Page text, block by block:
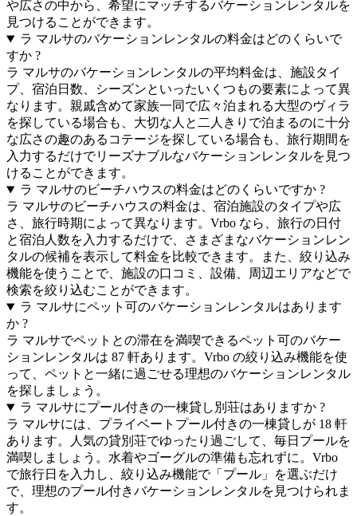
や広さの中から、希望にマッチするバケーションレンタルを
見つけることができます。
ラ マルサのバケーションレンタルの料金はどのくらいで
すか ?
ラ マルサのバケーションレンタルの平均料金は、施設タイ
プ、宿泊日数、シーズンといったいくつもの要素によって異
なります。親戚含めて家族一同で広々泊まれる大型のヴィラ
を探している場合も、大切な人と二人きりで泊まるのに十分
な広さの趣のあるコテージを探している場合も、旅行期間を
入力するだけでリーズナブルなバケーションレンタルを見つ
けることができます。
ラ マルサのビーチハウスの料金はどのくらいですか ?
ラ マルサのビーチハウスの料金は、宿泊施設のタイプや広
さ、旅行時期によって異なります。Vrbo なら、旅行の日付
と宿泊人数を入力するだけで、さまざまなバケーションレン
タルの候補を表示して料金を比較できます。また、絞り込み
機能を使うことで、施設の口コミ、設備、周辺エリアなどで
検索を絞り込むことができます。
ラ マルサにペット可のバケーションレンタルはあります
か ?
ラ マルサでペットとの滞在を満喫できるペット可のバケー
ションレンタルは 87 軒あります。Vrbo の絞り込み機能を使
って、ペットと一緒に過ごせる理想のバケーションレンタル
を探しましょう。
ラ マルサにプール付きの一棟貸し別荘はありますか ?
ラ マルサには、プライベートプール付きの一棟貸しが 18 軒
あります。人気の貸別荘でゆったり過ごして、毎日プールを
満喫しましょう。水着やゴーグルの準備も忘れずに。Vrbo
で旅行日を入力し、絞り込み機能で「プール」を選ぶだけ
で、理想のプール付きバケーションレンタルを見つけられま
す。